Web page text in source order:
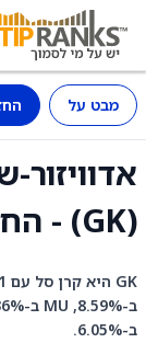
מבט על
(GK) - החזקות
ב-6.05%.